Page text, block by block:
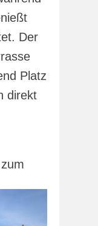
Der
Platz
direkt